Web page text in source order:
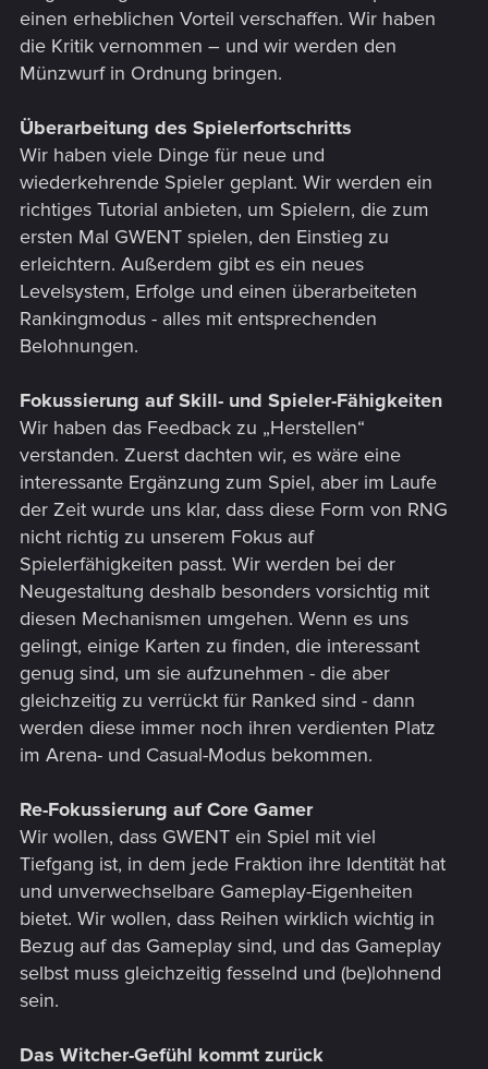
einen erheblichen Vorteil verschaffen. Wir haben
die Kritik vernommen – und wir werden den
Münzwurf in Ordnung bringen.
Überarbeitung des Spielerfortschritts
Wir haben viele Dinge für neue und
wiederkehrende Spieler geplant. Wir werden ein
richtiges Tutorial anbieten, um Spielern, die zum
ersten Mal GWENT spielen, den Einstieg zu
erleichtern. Außerdem gibt es ein neues
Levelsystem, Erfolge und einen überarbeiteten
Rankingmodus - alles mit entsprechenden
Belohnungen.
Fokussierung auf Skill- und Spieler-Fähigkeiten
Wir haben das Feedback zu „Herstellen“
verstanden. Zuerst dachten wir, es wäre eine
interessante Ergänzung zum Spiel, aber im Laufe
der Zeit wurde uns klar, dass diese Form von RNG
nicht richtig zu unserem Fokus auf
Spielerfähigkeiten passt. Wir werden bei der
Neugestaltung deshalb besonders vorsichtig mit
diesen Mechanismen umgehen. Wenn es uns
gelingt, einige Karten zu finden, die interessant
genug sind, um sie aufzunehmen - die aber
gleichzeitig zu verrückt für Ranked sind - dann
werden diese immer noch ihren verdienten Platz
im Arena- und Casual-Modus bekommen.
Re-Fokussierung auf Core Gamer
Wir wollen, dass GWENT ein Spiel mit viel
Tiefgang ist, in dem jede Fraktion ihre Identität hat
und unverwechselbare Gameplay-Eigenheiten
bietet. Wir wollen, dass Reihen wirklich wichtig in
Bezug auf das Gameplay sind, und das Gameplay
selbst muss gleichzeitig fesselnd und (be)lohnend
sein.
Das Witcher-Gefühl kommt zurück